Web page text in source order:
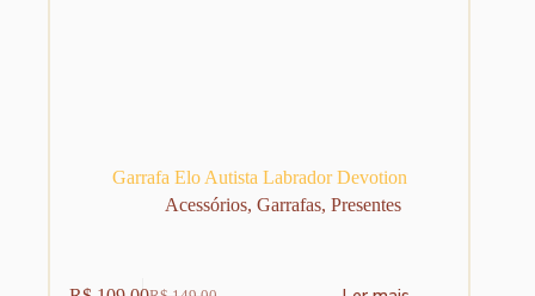
Garrafa Elo Autista Labrador Devotion
Acessórios,Garrafas,Presentes